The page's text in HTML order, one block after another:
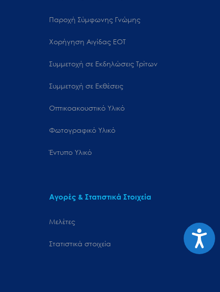
Παροχή Σύμφωνης Γνώμης
Χορήγηση Αιγίδας ΕΟΤ
Συμμετοχή σε Εκδηλώσεις Τρίτων
Συμμετοχή σε Εκθέσεις
Οπτικοακουστικό Υλικό
Φωτογραφικό Υλικό
Έντυπο Υλικό
Αγορές & Στατιστικά Στοιχεία
Μελέτες
Στατιστικά στοιχεία